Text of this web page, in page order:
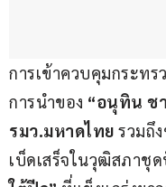
การเข้าควบคุมกระทร
การนำของ “อนุทิน ช
รมว.มหาดไทย รวมถึ
เบ็ดเสร็จในวุฒิสภาชุ